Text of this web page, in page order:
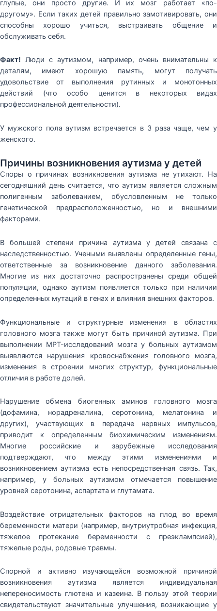
глупые, они просто другие. И их мозг работает «по-
другому». Если таких детей правильно замотивировать, они
способны хорошо учиться, выстраивать общение и
обслуживать себя.
Факт! Люди с аутизмом, например, очень внимательны к
деталям, имеют хорошую память, могут получать
удовольствие от выполнения рутинных и монотонных
действий (что особо ценится в некоторых видах
профессиональной деятельности).
У мужского пола аутизм встречается в 3 раза чаще, чем у
женского.
Причины возникновения аутизма у детей
Споры о причинах возникновения аутизма не утихают. На
сегодняшний день считается, что аутизм является сложным
полигенным заболеванием, обусловленным не только
генетической предрасположенностью, но и внешними
факторами.
В большей степени причина аутизма у детей связана с
наследственностью. Учеными выявлены определенные гены,
ответственные за возникновение данного заболевания.
Многие из них достаточно распространены среди общей
популяции, однако аутизм появляется только при наличии
определенных мутаций в генах и влияния внешних факторов.
Функциональные и структурные изменения в областях
головного мозга также могут быть причиной аутизма. При
выполнении МРТ-исследований мозга у больных аутизмом
выявляются нарушения кровоснабжения головного мозга,
изменения в строении многих структур, функциональные
отличия в работе долей.
Нарушение обмена биогенных аминов головного мозга
(дофамина, норадреналина, серотонина, мелатонина и
других), участвующих в передаче нервных импульсов,
приводит к определенным биохимическим изменениям.
Многие российские и зарубежные исследования
подтверждают, что между этими изменениями и
возникновением аутизма есть непосредственная связь. Так,
например, у больных аутизмом отмечается повышение
уровней серотонина, аспартата и глутамата.
Воздействие отрицательных факторов на плод во время
беременности матери (например, внутриутробная инфекция,
тяжелое протекание беременности с преэклампсией),
тяжелые роды, родовые травмы.
Спорной и активно изучающейся возможной причиной
возникновения аутизма является индивидуальная
непереносимость глютена и казеина. В пользу этой теории
свидетельствуют значительные улучшения, возникающие у